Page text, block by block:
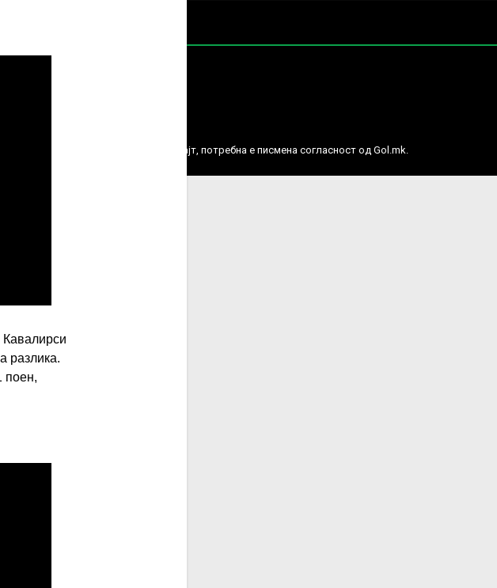
Кавалирси
разлика.
поен,
или податоци од овој веб сајт, потребна е писмена согласност од Gol.mk.